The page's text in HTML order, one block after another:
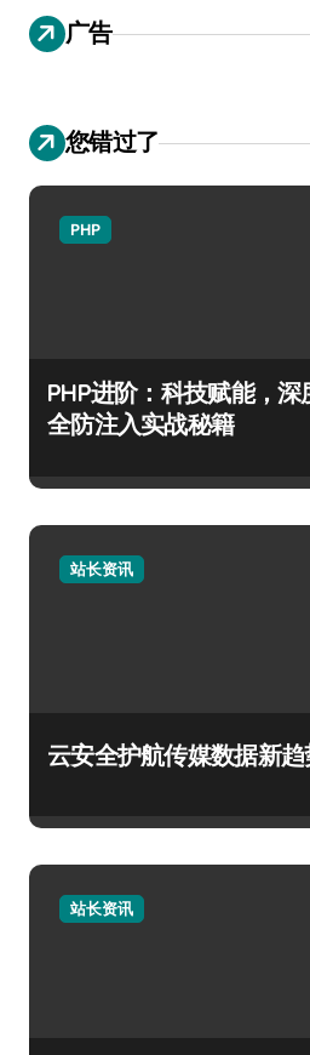
广告
您错过了
PHP
PHP进阶：科技赋能，深
全防注入实战秘籍
站长资讯
云安全护航传媒数据新趋
站长资讯